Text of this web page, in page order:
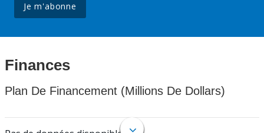
Je m'abonne
Finances
Plan De Financement (Millions De Dollars)